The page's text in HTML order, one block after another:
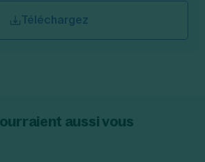
Téléchargez
aussi vous